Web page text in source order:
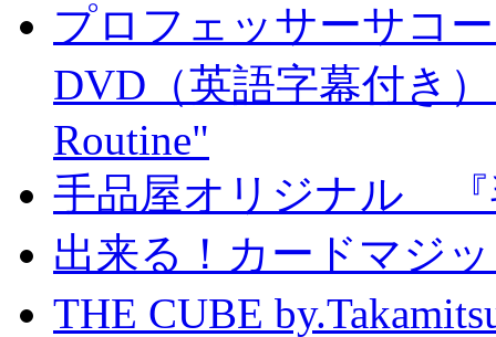
プロフェッサーサコ
DVD（英語字幕付き
Routine"
手品屋オリジナル 『
出来る！カードマジ
THE CUBE